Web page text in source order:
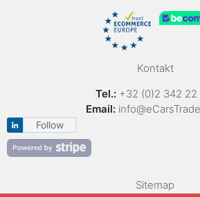
Kontakt
Tel.: +32 (0)2 342 22
Email:
Follow
Sitemap